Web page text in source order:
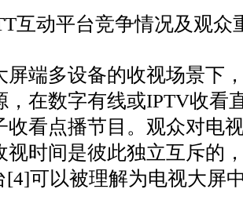
动平台竞争情况及观众
多设备的收视场景下，
，在数字有线或IPTV收看
收看点播节目。观众对电
视时间是彼此独立互斥的
[4]可以被理解为电视大屏